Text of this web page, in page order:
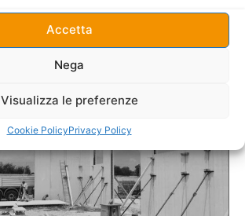
Accetta
Nega
Visualizza le preferenze
Cookie PolicyPrivacy Policy